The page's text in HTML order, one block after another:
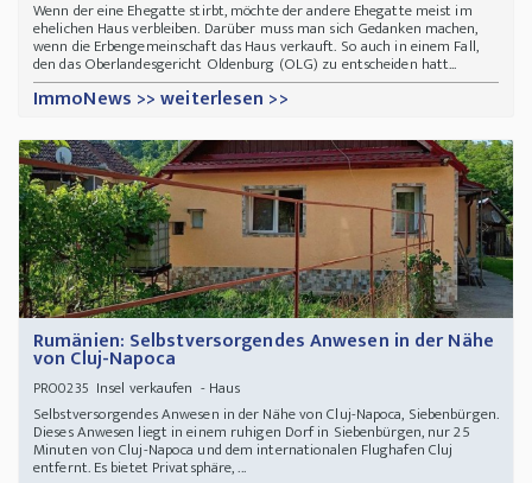
Wenn der eine Ehegatte stirbt, möchte der andere Ehegatte meist im
ehelichen Haus verbleiben. Darüber muss man sich Gedanken machen,
wenn die Erbengemeinschaft das Haus verkauft. So auch in einem Fall,
den das Oberlandesgericht Oldenburg (OLG) zu entscheiden hatt...
ImmoNews >> weiterlesen >>
Rumänien: Selbstversorgendes Anwesen in der Nähe
von Cluj-Napoca
PRO0235 Insel verkaufen - Haus
Selbstversorgendes Anwesen in der Nähe von Cluj-Napoca, Siebenbürgen.
Dieses Anwesen liegt in einem ruhigen Dorf in Siebenbürgen, nur 25
Minuten von Cluj-Napoca und dem internationalen Flughafen Cluj
entfernt. Es bietet Privatsphäre, ...